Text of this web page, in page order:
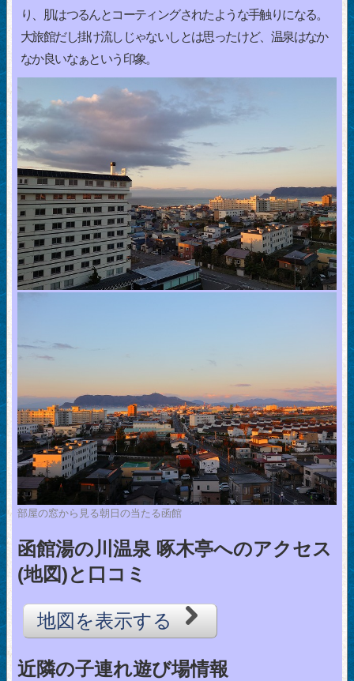
り、肌はつるんとコーティングされたような手触りになる。
大旅館だし掛け流しじゃないしとは思ったけど、温泉はなか
なか良いなぁという印象。
部屋の窓から見る朝日の当たる函館
函館湯の川温泉 啄木亭へのアクセス
(地図)と口コミ
地図を表示する
近隣の子連れ遊び場情報